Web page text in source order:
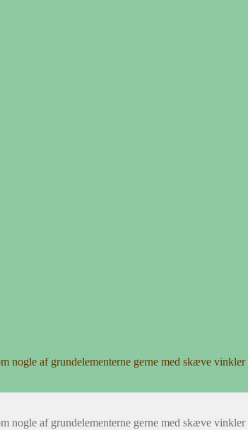
nogle af grundelementerne gerne med skæve vinkler
nogle af grundelementerne gerne med skæve vinkler